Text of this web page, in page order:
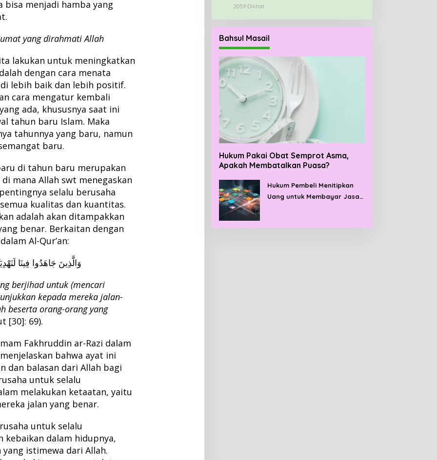
bisa menjadi hamba yang
yang dirahmati Allah
lakukan untuk meningkatkan
dengan cara menata
lebih baik dan lebih positif.
cara mengatur kembali
ada, khususnya saat ini
tahun baru Islam. Maka
tahunnya yang baru, namun
baru.
di tahun baru merupakan
mana Allah swt menegaskan
selalu berusaha
kualitas dan kuantitas.
adalah akan ditampakkan
benar. Berkaitan dengan
Al-Qur’an:
وَالَّذِينَ جَاهَدُوا فِينَا
berjihad untuk (mencari
kepada mereka jalan-
beserta orang-orang yang
[30]: 69).
Fakhruddin ar-Razi dalam
bahwa ayat ini
dan balasan dari Allah bagi
untuk selalu
melakukan ketaatan, yaitu
jalan yang benar.
untuk selalu
kebaikan dalam hidupnya,
istimewa dari Allah.
2059 Dilihat
Bahsul Masail
Hukum Pakai Obat Semprot Asma,
Apakah Membatalkan Puasa?
Hukum Pembeli Menitipkan
Uang untuk Membayar Jasa